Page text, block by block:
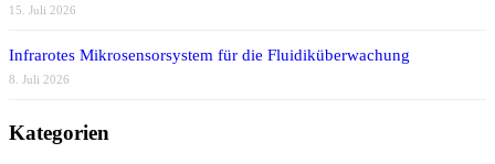
15. Juli 2026
Infrarotes Mikrosensorsystem für die Fluidiküberwachung
8. Juli 2026
Kategorien